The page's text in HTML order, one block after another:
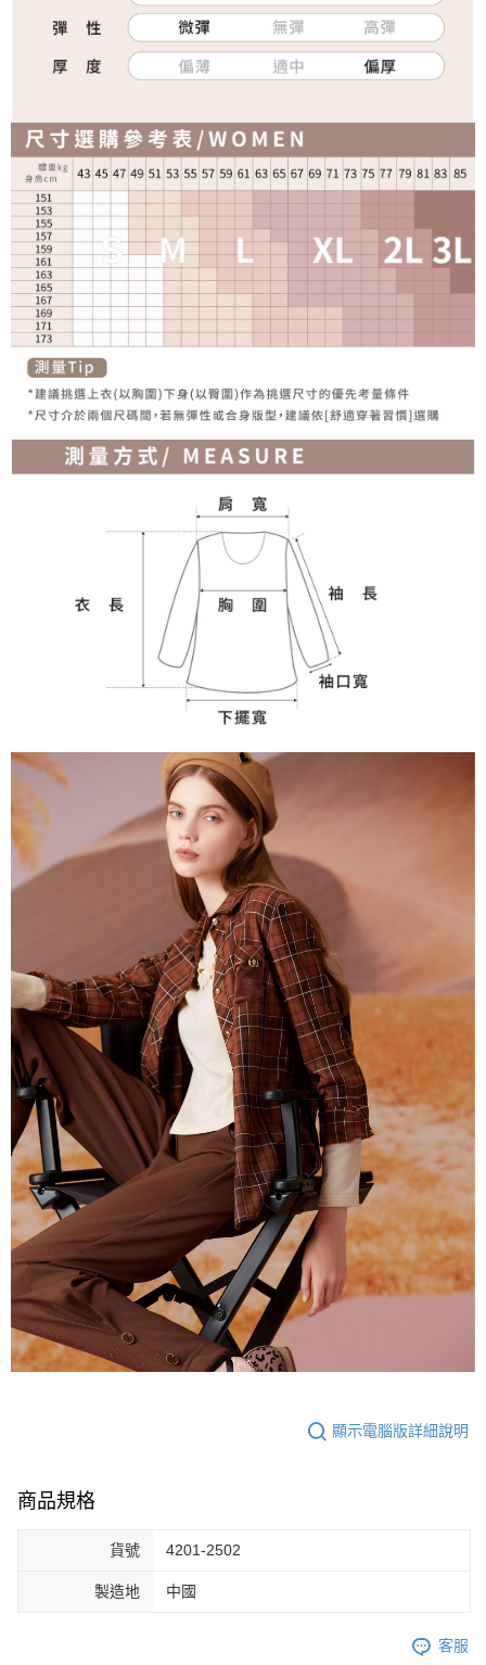
顯示電腦版詳細說明
商品規格
貨號 4201-2502
製造地 中國
客服